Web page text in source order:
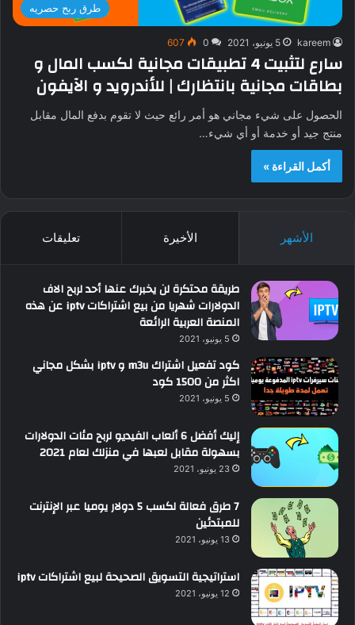
طرق ربح حصريه
kareem 5 يونيو، 2021 0
607
سارع لتثبيت 4 تطبيقات مجانية لكسب المال و
بطاقات مجانية بانتظارك | للأندرويد و الآيفون
الحصول على شيء مجاني هو أمر رائع حيث لا تقوم بدفع المال مقابل
منتج جيد أو خدمة أو أي شيء…
أكمل القراءة »
الأشهر الأخيرة تعليقات
طريقة محتكرة لن يخبرك عنها أحد لربح الاف
الدولارات شهريا من بيع اشتراكات iptv عن هذه
المنصة العربية الرائعة
5 يونيو، 2021
كود تفعيل اشتراك m3u و iptv بشكل مجاني
اكثر من 1500 كود
5 يونيو، 2021
إليك أفضل 6 ألعاب الفيديو لربح مئات الدولارات
بسهولة مقابل لعبها في منزلك لعام 2021
23 يونيو، 2021
7 طرق فعالة لكسب 5 دولار يوميا عبر الإنترنت
للمبتدئين
13 يونيو، 2021
استراتيجية التسويق الصحيحة لبيع اشتراكات iptv
12 يونيو، 2021